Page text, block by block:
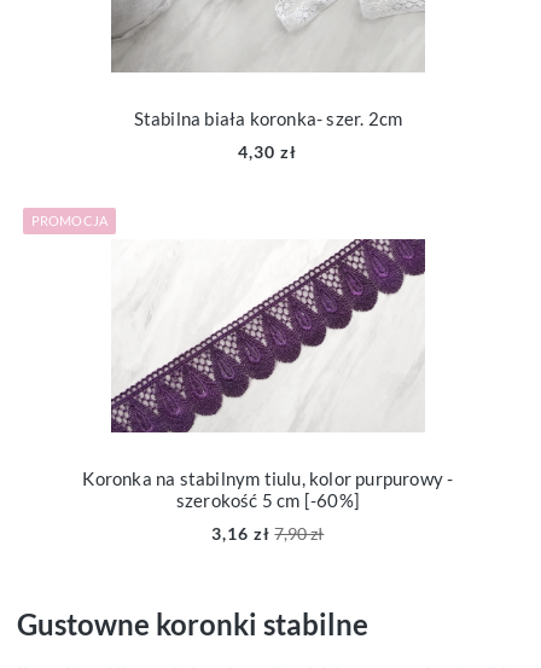
Stabilna biała koronka- szer. 2cm
4,30 zł
Koronka na stabilnym tiulu, kolor purpurowy -
szerokość 5 cm [-60%]
3,16 zł 7,90 zł
PROMOCJA
Gustowne koronki stabilne